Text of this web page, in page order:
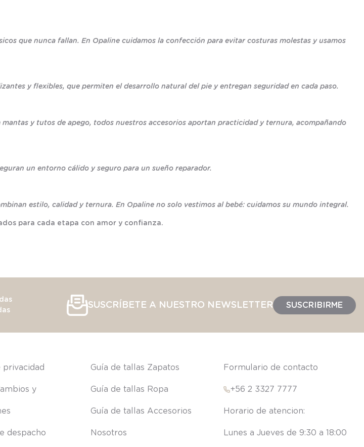
que nunca fallan. En Opaline cuidamos la confección para evitar costuras molestas y usamos
y flexibles, que permiten el desarrollo natural del pie y entregan seguridad en cada paso.
y tutos de apego, todos nuestros accesorios aportan practicidad y ternura, acompañando
un entorno cálido y seguro para un sueño reparador.
estilo, calidad y ternura. En Opaline no solo vestimos al bebé: cuidamos su mundo integral.
para cada etapa con amor y confianza.
SUSCRÍBETE A NUESTRO NEWSLETTER SUSCRIBIRME
privacidad
y
despacho
Guía de tallas Zapatos
Guía de tallas Ropa
Guía de tallas Accesorios
Nosotros
Formulario de contacto
+56 2 3327 7777
Lunes a Jueves de 9:30 a 18:00